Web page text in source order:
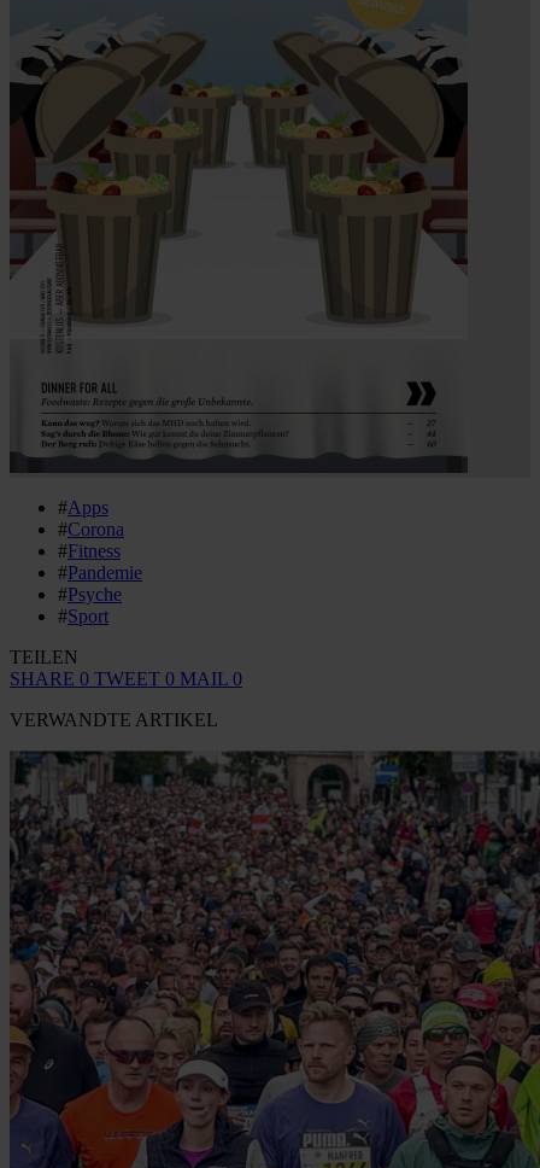
#Apps
#Corona
#Fitness
#Pandemie
#Psyche
#Sport
TEILEN
SHARE 0 TWEET 0 MAIL 0
VERWANDTE ARTIKEL